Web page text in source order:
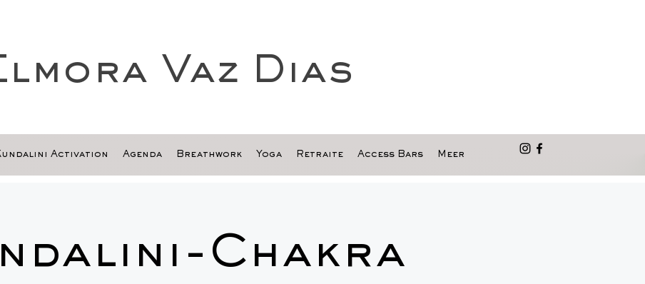
Vaz Dias
Activation Agenda Breathwork Yoga Retraite Access Bars Meer
Chakra